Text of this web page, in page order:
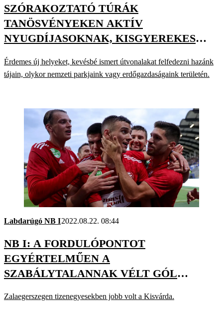
SZÓRAKOZTATÓ TÚRÁK
TANÖSVÉNYEKEN AKTÍV
NYUGDÍJASOKNAK, KISGYEREKES
Érdemes új helyeket, kevésbé ismert útvonalakat felfedezni hazánk
tájain, olykor nemzeti parkjaink vagy erdőgazdaságaink területén.
Labdarúgó NB I2022.08.22. 08:44
NB I: A FORDULÓPONTOT
EGYÉRTELMŰEN A
SZABÁLYTALANNAK VÉLT GÓL
Zalaegerszegen tizenegyesekben jobb volt a Kisvárda.